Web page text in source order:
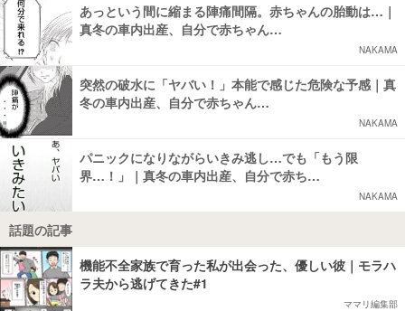
あっという間に縮まる陣痛間隔。赤ちゃんの胎動は…｜
真冬の車内出産、自分で赤ちゃん…
NAKAMA
突然の破水に「ヤバい！」本能で感じた危険な予感｜真
冬の車内出産、自分で赤ちゃん…
NAKAMA
パニックになりながらいきみ逃し…でも「もう限
界…！」｜真冬の車内出産、自分で赤ち…
NAKAMA
話題の記事
機能不全家族で育った私が出会った、優しい彼｜モラハ
ラ夫から逃げてきた#1
ママリ編集部